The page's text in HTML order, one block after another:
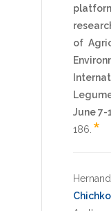
of
June 7-
186 *